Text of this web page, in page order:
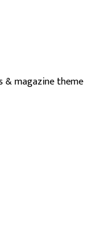
& magazine theme